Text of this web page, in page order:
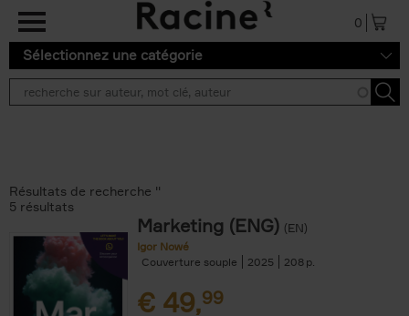
Aller au contenu principal
0
Sélectionnez une catégorie
Résultats de recherche ''
5 résultats
Marketing (ENG) (EN)
Igor Nowé
Couverture souple
2025 208
€ 49,99